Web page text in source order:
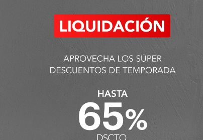
SKU:
FA1505
Categorías:
Toallero
Detalles y